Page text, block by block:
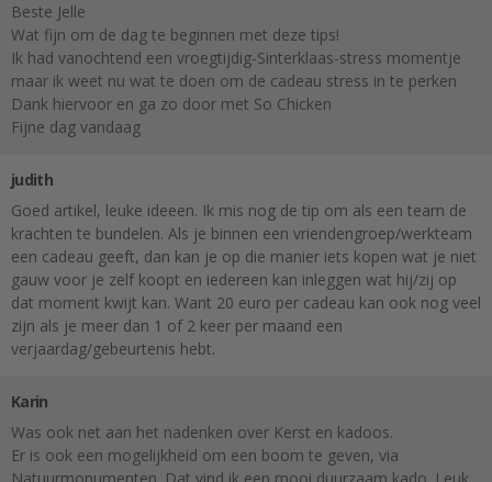
Beste Jelle
Wat fijn om de dag te beginnen met deze tips!
Ik had vanochtend een vroegtijdig-Sinterklaas-stress momentje
maar ik weet nu wat te doen om de cadeau stress in te perken
Dank hiervoor en ga zo door met So Chicken
Fijne dag vandaag
judith
Goed artikel, leuke ideeen. Ik mis nog de tip om als een team de
krachten te bundelen. Als je binnen een vriendengroep/werkteam
een cadeau geeft, dan kan je op die manier iets kopen wat je niet
gauw voor je zelf koopt en iedereen kan inleggen wat hij/zij op
dat moment kwijt kan. Want 20 euro per cadeau kan ook nog veel
zijn als je meer dan 1 of 2 keer per maand een
verjaardag/gebeurtenis hebt.
Karin
Was ook net aan het nadenken over Kerst en kadoos.
Er is ook een mogelijkheid om een boom te geven, via